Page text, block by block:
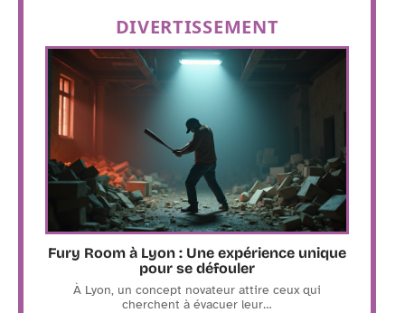
DIVERTISSEMENT
Fury Room à Lyon : Une expérience unique
pour se défouler
À Lyon, un concept novateur attire ceux qui
cherchent à évacuer leur…